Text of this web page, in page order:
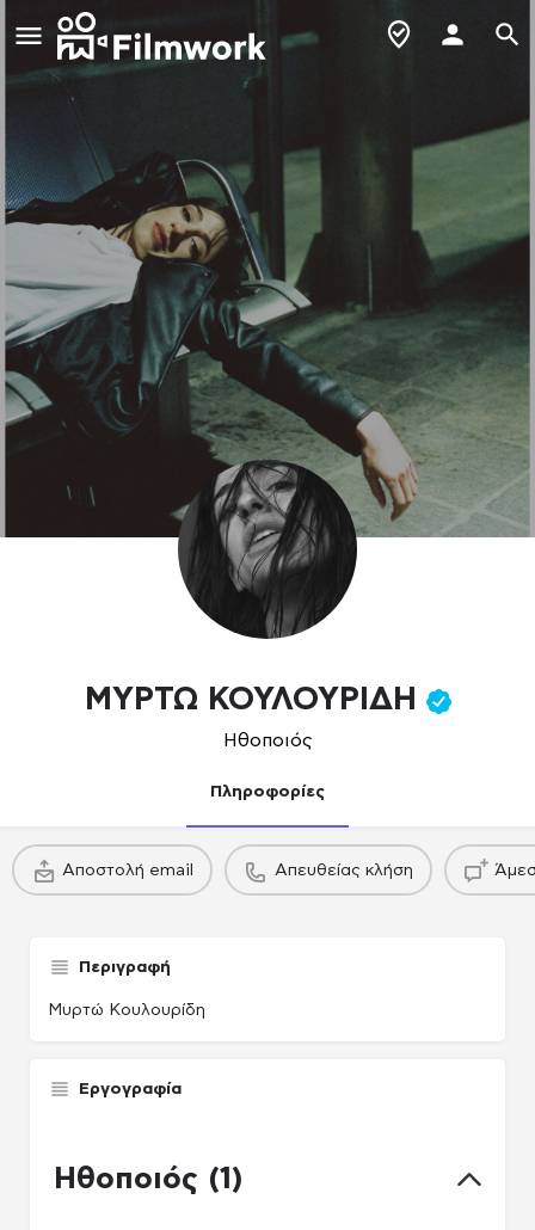
ΜΥΡΤΩ ΚΟΥΛΟΥΡΙΔΗ
Ηθοποιός
Πληροφορίες
Αποστολή email
Παραγωγού / Casing agency
Απευθείας κλήση
Παραγωγού / Casing agency
Παραγωγού
Περιγραφή
Μυρτώ Κουλουρίδη
Εργογραφία
Ηθοποιός (1)